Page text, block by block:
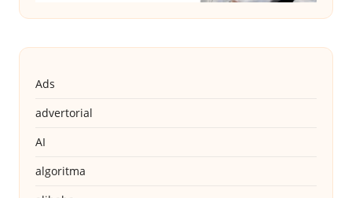
Ads
advertorial
AI
algoritma